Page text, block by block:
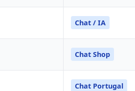
Chat / IA
Chat Shop
Chat Portugal